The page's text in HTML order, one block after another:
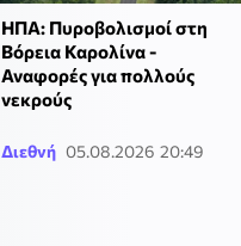
ΗΠΑ: Πυροβολισμοί στη
Βόρεια Καρολίνα -
Αναφορές για πολλούς
νεκρούς
Διεθνή 05.08.2026 20:49